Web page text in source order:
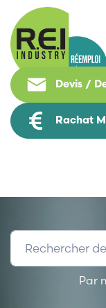
Devis /
Rachat
Par